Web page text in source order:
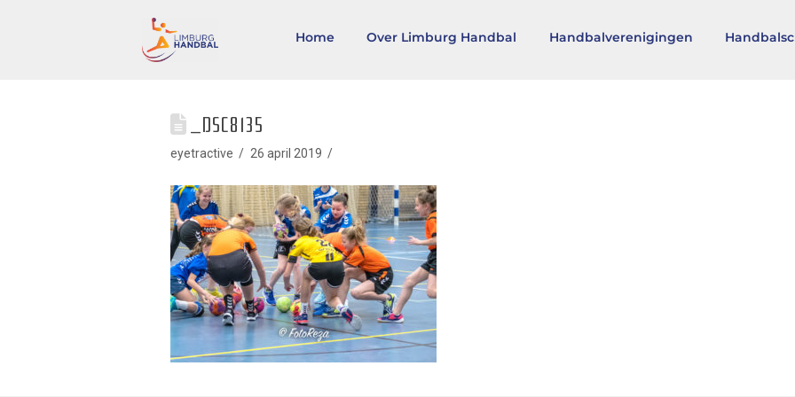
Home Over Limburg Handbal Handbalverenigingen
_DSC8135
eyetractive 26 april 2019